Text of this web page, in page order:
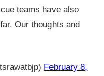
teams have also
Our thoughts and
February 8,